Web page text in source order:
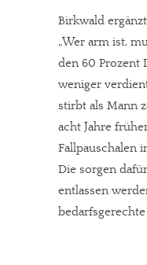
Birkwald
„Wer arm ist,
den 60 Prozent
weniger
stirbt als Mann
acht Jahre
Fallpauschalen
Die sorgen
entlassen